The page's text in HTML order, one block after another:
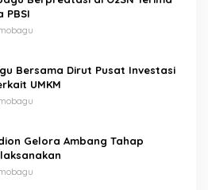
PBSI
Bersama Dirut Pusat Investasi
UMKM
Gelora Ambang Tahap